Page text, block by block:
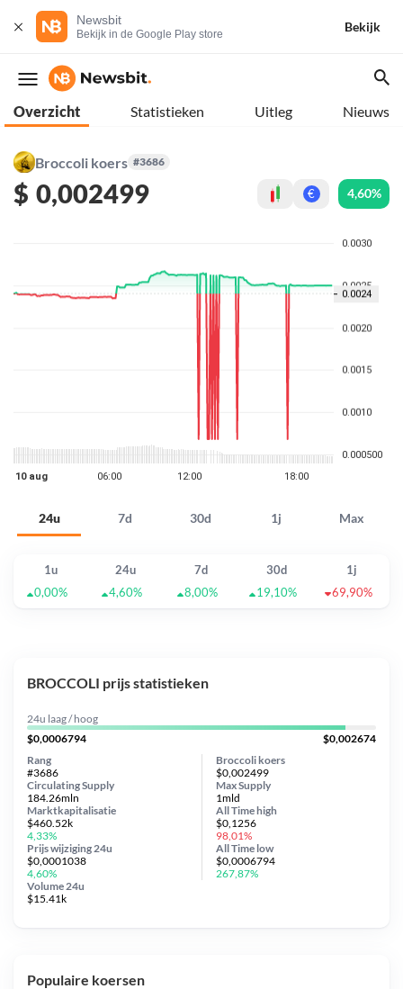
Newsbit
Bekijk in de Google Play store
Bekijk
Overzicht Statistieken Uitleg Nieuws
Broccoli koers #3686
$ 0,002499 € 4,60%
24u 7d 30d 1j Max
1u 24u 7d 30d
1j
0,00%
4,60% 8,00% 19,10% 69,90%
BROCCOLI prijs statistieken
24u laag / hoog
$0,0006794
$0,002674
Broccoli koers
$0,002499
Circulating Supply
184.26mln
Prijs wijziging 24u
$0,0001038
4,60%
Max Supply
1mld
Marktkapitalisatie
$460.52k
4,33%
Volume 24u
$15.41k
Rang
#3686
All Timehigh
$0,1256
98,01%
All Time low
$0,0006794
267,87%
Populaire koersen